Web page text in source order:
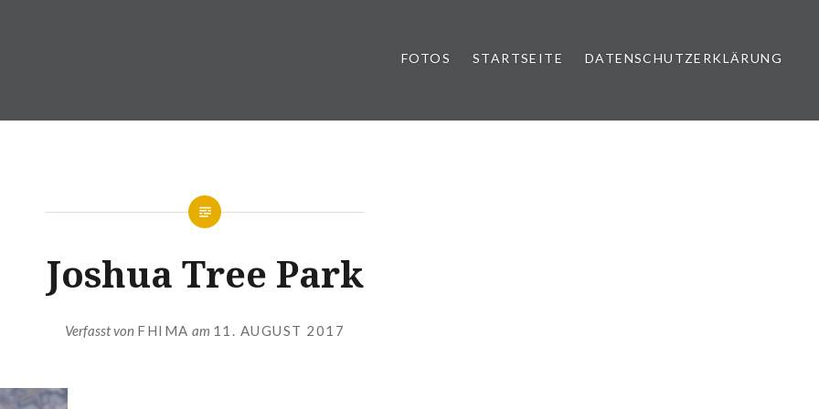
FOTOS STARTSEITE DATENSCHUTZERKLÄRUNG
Joshua Tree Park
Verfasst von FHIMA am 11. AUGUST 2017